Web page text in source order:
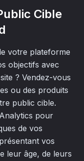
Cible
votre plateforme
objectifs avec
? Vendez-vous
ou des produits
public cible.
pour
de vos
vos
leur âge, de leurs